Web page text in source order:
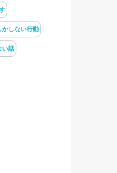
かしない行動
い話